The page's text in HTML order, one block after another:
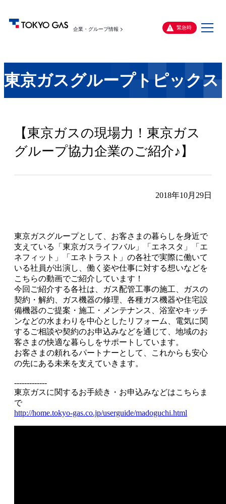
企業・グループ情報 緊急時
メ
東京ガスグループトピックス
【東京ガスの現場力！東京ガス
グループ協力企業のご紹介♪】
2018年10月29日
東京ガスグループとして、お客さまの暮らしを身近で
支えている「東京ガスライフバル」「エネスタ」「エ
ネフィット」「エネトラスト」の各社で実際に働いて
いる社員が出演し、働く姿や仕事に対する想いなどを
こちらの動画でご紹介しています！
今回ご紹介する各社は、ガス配管工事の施工、ガスの
契約・解約、ガス機器の修理、各種ガス機器や住宅設
備機器のご提案・施工・メンテナンス、浴室やキッチ
ンなどの水まわりを中心としたリフォーム、電気に関
するご相談や契約のお申込みなどを通じて、地域のお
客さまの快適な暮らしをサポートしています。
お客さまの頼れるパートナーとして、これからも安心
の先にある未来を支えていきます。
-------------
東京ガスに関するお手続き・お申込みなどはこちらま
で
http://home.tokyo-gas.co.jp/userguide/madoguchi.html